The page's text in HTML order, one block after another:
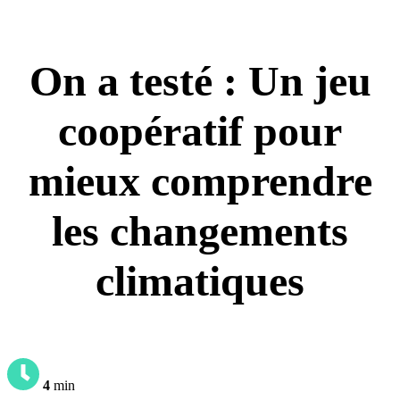
On a testé : Un jeu
coopératif pour
mieux comprendre
les changements
climatiques
4 min